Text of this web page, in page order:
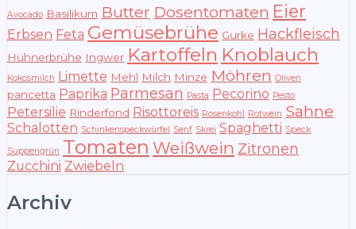
Avocado Basilikum Butter Dosentomaten Eier
Erbsen Feta Gemüsebrühe Gurke Hackfleisch
Hühnerbrühe Ingwer Kartoffeln Knoblauch
Kokosmilch Limette Mehl Milch Minze Möhren Oliven
pancetta Paprika Parmesan Pasta Pecorino Pesto
Petersilie Rinderfond Risottoreis Rosenkohl Rotwein Sahne
Schalotten Schinkenspeckwürfel Senf Skrei Spaghetti Speck
Suppengrün Tomaten Weißwein Zitronen
Zucchini Zwiebeln
Archiv